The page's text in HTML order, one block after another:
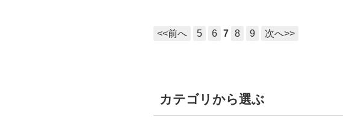
<<前へ 5 6 7 8 9 次へ>>
カテゴリから選ぶ